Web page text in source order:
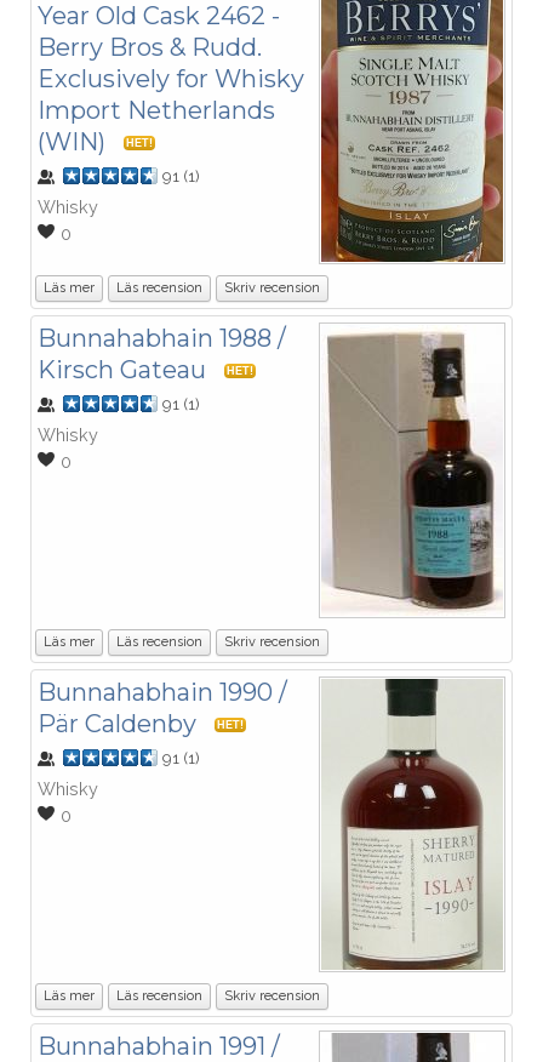
Year Old Cask 2462 -
Berry Bros & Rudd.
Exclusively for Whisky
Import Netherlands
(WIN)
HET!
91 (1)
Whisky
0
Läs mer Läs recension Skriv recension
Bunnahabhain 1988 /
Kirsch Gateau
HET!
91 (1)
Whisky
0
Läs mer Läs recension Skriv recension
Bunnahabhain 1990 /
Pär Caldenby
HET!
91 (1)
Whisky
0
Läs mer Läs recension Skriv recension
Bunnahabhain 1991 /